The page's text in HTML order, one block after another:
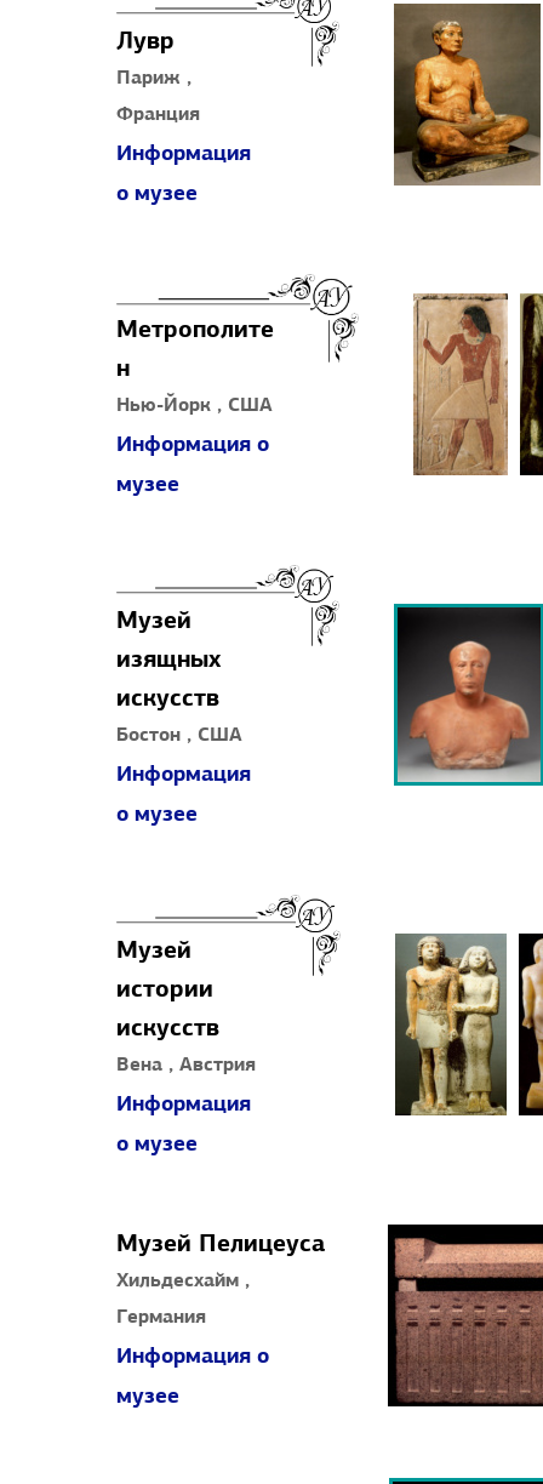
Лувр
Париж ,
Франция
Информация
о музее
Метрополите
н
Нью-Йорк , США
Информация о
музее
Музей
изящных
искусств
Бостон , США
Информация
о музее
Музей
истории
искусств
Вена , Австрия
Информация
о музее
Музей Пелицеуса
Хильдесхайм ,
Германия
Информация о
музее